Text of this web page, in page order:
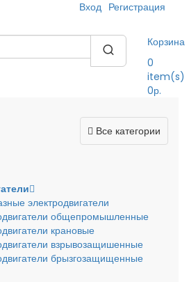
Вход Регистрация
Корзина
0
item(s)
0р.
Все категории
электродвигатели
общепромышленные
крановые
взрывозащишенные
брызгозащищенные